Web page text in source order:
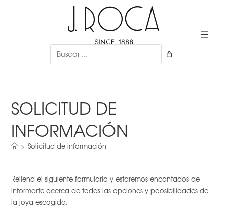
Buscar
SOLICITUD DE
INFORMACIÓN
> Solicitud de información
Rellena el siguiente formulario y estaremos encantados de
informarte acerca de todas las opciones y poosibilidades de
la joya escogida.